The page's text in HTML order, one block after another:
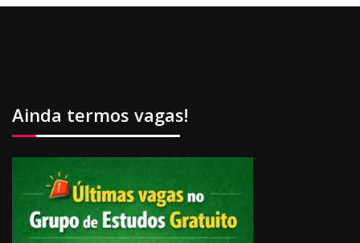
Ainda termos vagas!